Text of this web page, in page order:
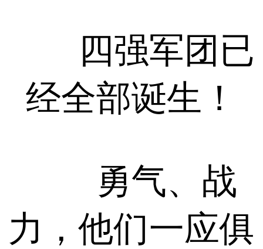
四强军团已
经全部诞生！
勇气、战
力，他们一应俱